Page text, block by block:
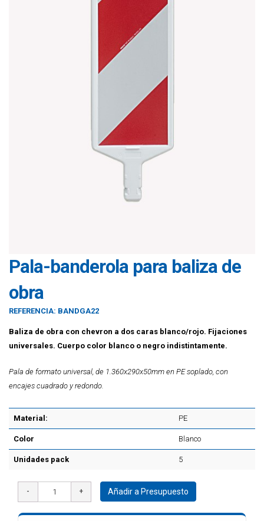
Pala-banderola para baliza de
obra
REFERENCIA: BANDGA22
Baliza de obra con chevron a dos caras blanco/rojo. Fijaciones
universales. Cuerpo color blanco o negro indistintamente.
Pala de formato universal, de 1.360x290x50mm en PE soplado, con
encajes cuadrado y redondo.
Material: PE
Color Blanco
Unidades pack 5
Añadir a Presupuesto